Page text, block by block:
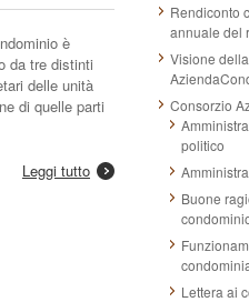
è
da tre distinti
delle unità
di quelle parti
Leggi tutto
Rendiconto
annuale del
Visione
Consorzio
politico
Buone
Lettera ai